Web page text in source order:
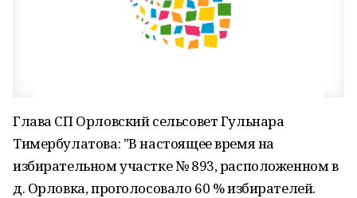
Глава СП Орловский сельсовет Гульнара
Тимербулатова: "В настоящее время на
избирательном участке № 893, расположенном в
д. Орловка, проголосовало 60 % избирателей.